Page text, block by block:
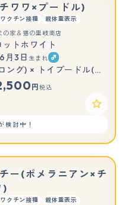
ワワ×プードル)
ワクチン接種
親体重表示
の家＆猫の里岐南店
ットホワイト
月3日 生まれ
チワワ(ロング) × トイプードル(トイ)
円 税込
検討中！
ー(ポメラニアン×チ
)
ワクチン接種
親体重表示